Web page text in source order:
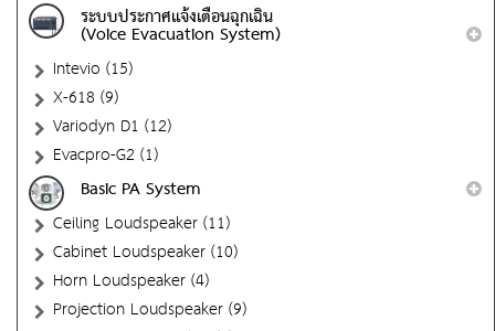
ระบบประกาศแจ้งเตือนฉุกเฉิน
(Voice Evacuation System)
Intevio (15)
X-618 (9)
Variodyn D1 (12)
Evacpro-G2 (1)
Basic PA System
Ceiling Loudspeaker (11)
Cabinet Loudspeaker (10)
Horn Loudspeaker (4)
Projection Loudspeaker (9)